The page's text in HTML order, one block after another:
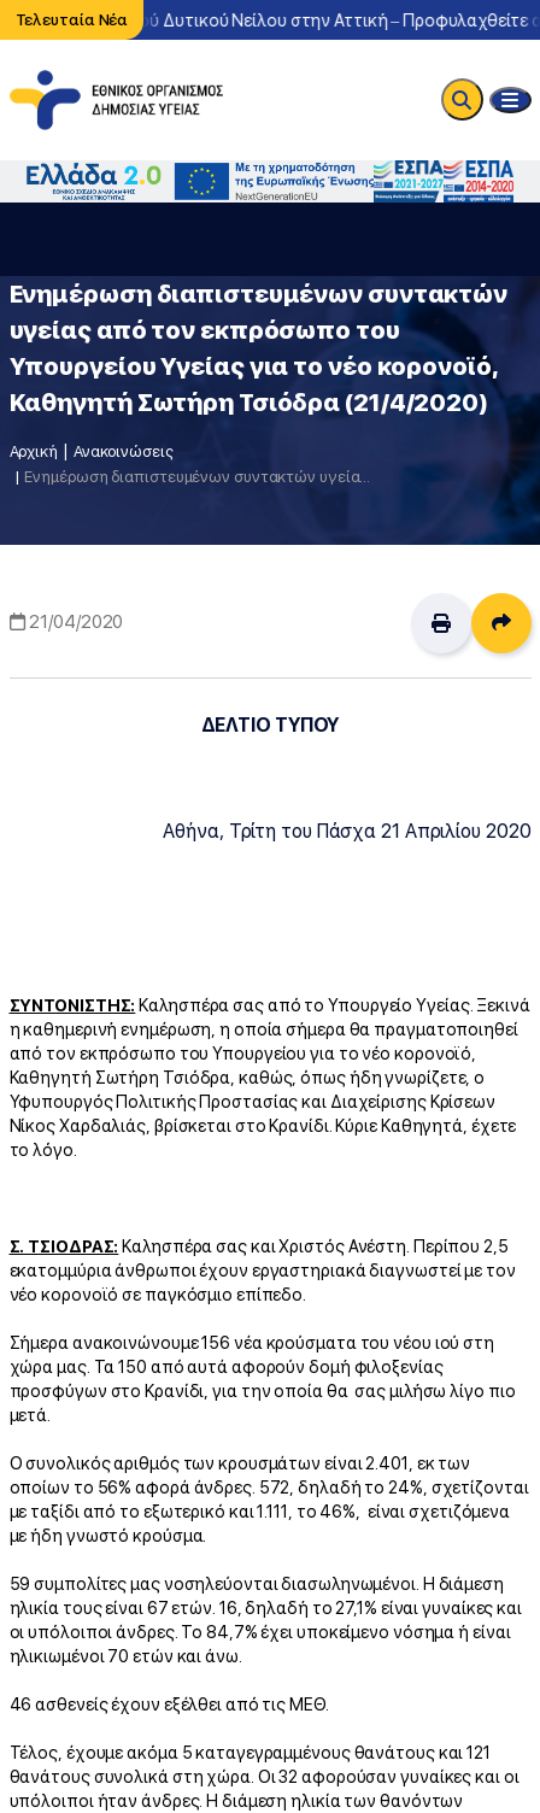
Τελευταία Νέα
του ιού Δυτικού Νείλου στην Αττική – Προφυλαχθείτε από
Ενημέρωση διαπιστευμένων συντακτών
υγείας από τον εκπρόσωπο του
Υπουργείου Υγείας για το νέο κορονοϊό,
Καθηγητή Σωτήρη Τσιόδρα (21/4/2020)
Αρχική
Ανακοινώσεις
21/04/2020
ΔΕΛΤΙΟ ΤΥΠΟΥ
Αθήνα, Τρίτη του Πάσχα 21 Απριλίου 2020
ΣΥΝΤΟΝΙΣΤΗΣ: Καλησπέρα σας από το Υπουργείο Υγείας. Ξεκινά
η καθημερινή ενημέρωση, η οποία σήμερα θα πραγματοποιηθεί
από τον εκπρόσωπο του Υπουργείου για το νέο κορονοϊό,
Καθηγητή Σωτήρη Τσιόδρα, καθώς, όπως ήδη γνωρίζετε, ο
Υφυπουργός Πολιτικής Προστασίας και Διαχείρισης Κρίσεων
Νίκος Χαρδαλιάς, βρίσκεται στο Κρανίδι. Κύριε Καθηγητά, έχετε
το λόγο.
Σ. ΤΣΙΟΔΡΑΣ: Καλησπέρα σας και Χριστός Ανέστη. Περίπου 2,5
εκατομμύρια άνθρωποι έχουν εργαστηριακά διαγνωστεί με τον
νέο κορονοϊό σε παγκόσμιο επίπεδο.
Σήμερα ανακοινώνουμε 156 νέα κρούσματα του νέου ιού στη
χώρα μας. Τα 150 από αυτά αφορούν δομή φιλοξενίας
προσφύγων στο Κρανίδι, για την οποία θα σας μιλήσω λίγο πιο
μετά.
Ο συνολικός αριθμός των κρουσμάτων είναι 2.401, εκ των
οποίων το 56% αφορά άνδρες. 572, δηλαδή το 24%, σχετίζονται
με ταξίδι από το εξωτερικό και 1.111, το 46%, είναι σχετιζόμενα
με ήδη γνωστό κρούσμα.
59 συμπολίτες μας νοσηλεύονται διασωληνωμένοι. Η διάμεση
ηλικία τους είναι 67 ετών. 16, δηλαδή το 27,1% είναι γυναίκες και
οι υπόλοιποι άνδρες. Το 84,7% έχει υποκείμενο νόσημα ή είναι
ηλικιωμένοι 70 ετών και άνω.
46 ασθενείς έχουν εξέλθει από τις ΜΕΘ.
Τέλος, έχουμε ακόμα 5 καταγεγραμμένους θανάτους και 121
θανάτους συνολικά στη χώρα. Οι 32 αφορούσαν γυναίκες και οι
υπόλοιποι ήταν άνδρες. Η διάμεση ηλικία των θανόντων